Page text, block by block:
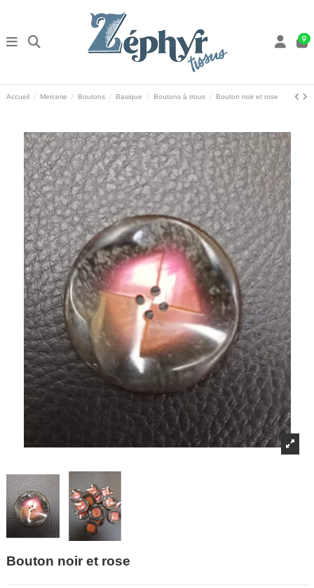
9
Accueil Mercerie Boutons Basique Boutons à trous Bouton noir et rose
Bouton noir et rose